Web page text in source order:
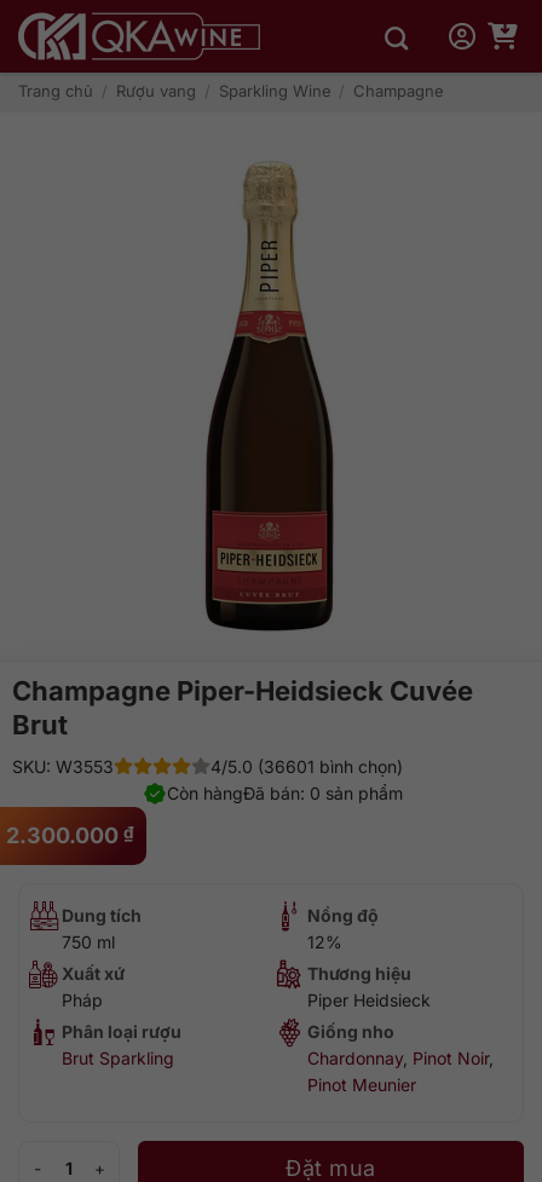
qua
dungTrang chủ / Rượu vang / Sparkling Wine / Champagne
Champagne Piper-Heidsieck Cuvée
Brut
2.300.000 ₫
SKU: W3553
4/5.0 (36601 bình chọn)
Đã bán: 0 sản phẩm
Còn hàng
Dung tích
750 ml
Nồng độ
12%
Xuất xứ
Pháp
Thương hiệu
Piper Heidsieck
Phân loại rượu
Brut Sparkling
Giống nho
Chardonnay, Pinot Noir,
Pinot Meunier
Champagne Piper-Heidsieck Cuvée Brut số lượng
Đặt mua